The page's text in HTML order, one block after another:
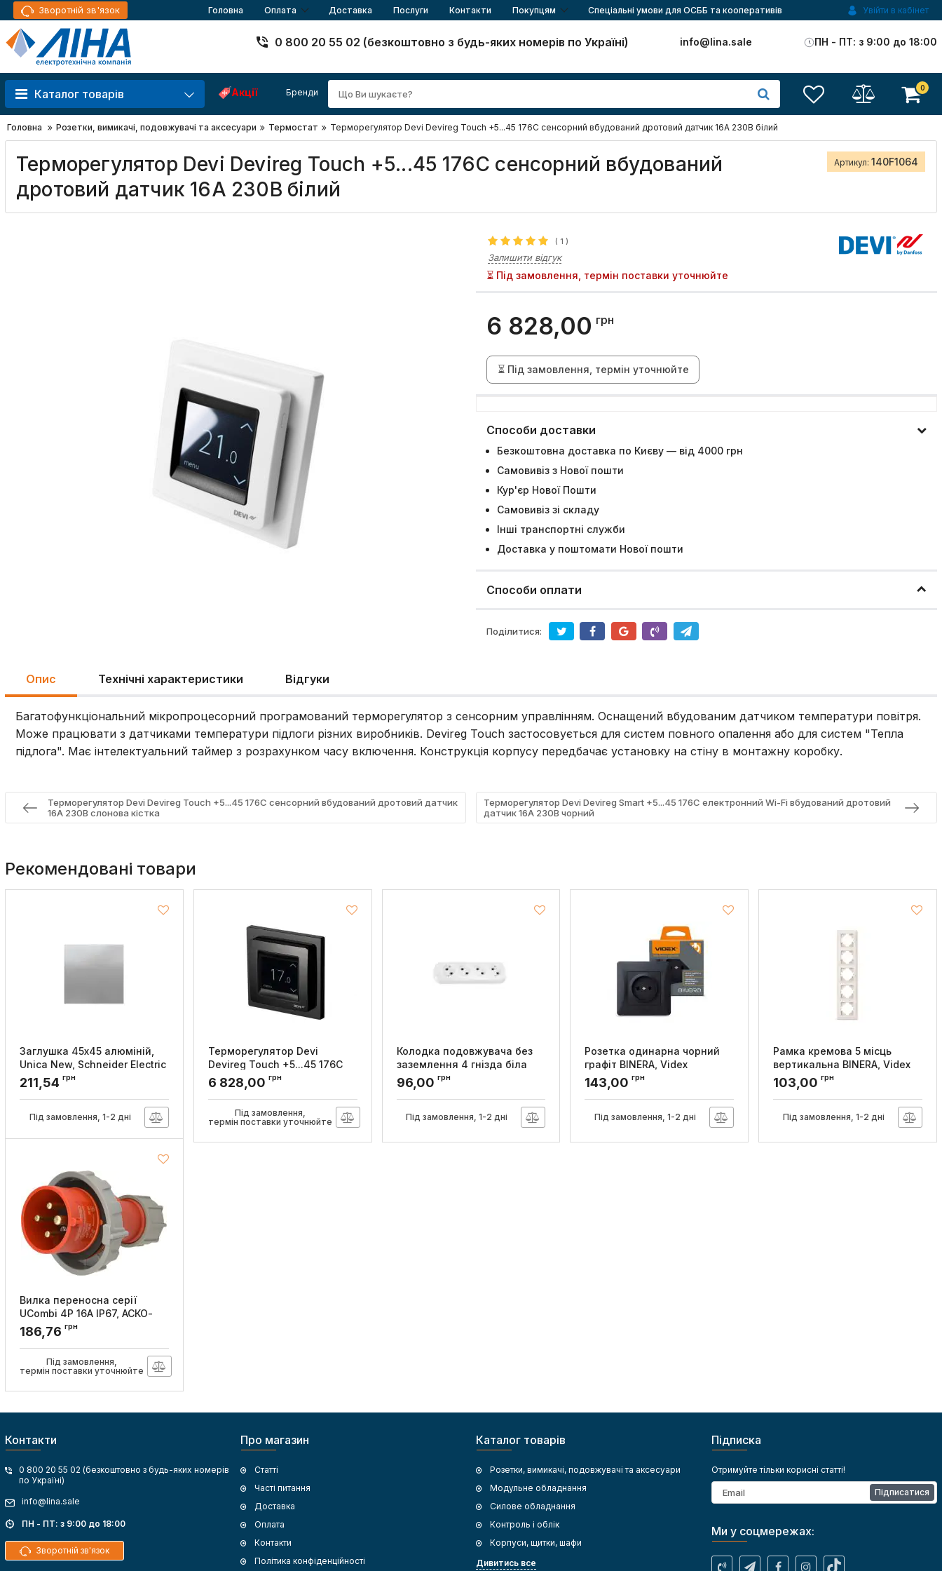
Зворотній зв'язок Головна Оплата Доставка Послуги Контакти Покупцям Спеціальні умови для ОСББ та кооперативів Увійти в кабінет
0 800 20 55 02 (безкоштовно з будь-яких номерів по Україні) info@lina.sale ПН - ПТ: з 9:00 до 18:00
Каталог товарів Акції Бренди 0
Головна Розетки, вимикачі, подовжувачі та аксесуари Термостат Терморегулятор Devi Devireg Touch +5...45 176C сенсорний вбудований дротовий датчик 16A 230В білий
Терморегулятор Devi Devireg Touch +5...45 176C сенсорний вбудований
дротовий датчик 16A 230В білий
Артикул: 140F1064
( 1 )
Залишити відгук
⏳ Під замовлення, термін поставки уточнюйте
6 828,00 грн
⏳ Під замовлення, термін уточнюйте
Способи доставки
Безкоштовна доставка по Києву — від 4000 грн
Самовивіз з Нової пошти
Кур'єр Нової Пошти
Самовивіз зі складу
Інші транспортні служби
Доставка у поштомати Нової пошти
Способи оплати
Поділитися:
Опис Технічні характеристики Відгуки
Багатофункціональний мікропроцесорний програмований терморегулятор з сенсорним управлінням. Оснащений вбудованим датчиком температури повітря.
Може працювати з датчиками температури підлоги різних виробників. Devireg Touch застосовується для систем повного опалення або для систем "Тепла
підлога". Має інтелектуальний таймер з розрахунком часу включення. Конструкція корпусу передбачає установку на стіну в монтажну коробку.
Терморегулятор Devi Devireg Touch +5...45 176C сенсорний вбудований дротовий датчик
16A 230В слонова кістка
Терморегулятор Devi Devireg Smart +5...45 176C електронний Wi-Fi вбудований дротовий
датчик 16A 230В чорний
Рекомендовані товари
Заглушка 45х45 алюміній,
Unica New, Schneider Electric
Артикул:NU986630
211,54 грн
Під замовлення, 1-2 дні
Терморегулятор Devi
Devireg Touch +5...45 176C
сенсорний вбудований
дротовий датчик 16A 230В
Артикул:140F1069
6 828,00 грн
Під замовлення,
термін поставки уточнюйте
Колодка подовжувача без
заземлення 4 гнізда біла
STANDARD, TITANUM
Артикул:
96,00 грн
Під замовлення, 1-2 дні
Розетка одинарна чорний
графіт BINERA, Videx
Артикул:VF-BNSK1-BG
143,00грн
Під замовлення, 1-2 дні
Рамка кремова 5 місць
вертикальна BINERA, Videx
Артикул:VF-BNFR5V-CR
103,00грн
Під замовлення, 1-2 дні
Вилка переносна серії
UCombi 4P 16А IP67, АСКО-
УКРЕМ
Артикул:
186,76 грн
Під замовлення,
термін поставки уточнюйте
Контакти
0 800 20 55 02 (безкоштовно з будь-яких номерів
по Україні)
info@lina.sale
ПН - ПТ: з 9:00 до 18:00
Зворотній зв'язок
Про магазин
Статті
Часті питання
Доставка
Оплата
Контакти
Політика конфіденційності
Каталог товарів
Розетки, вимикачі, подовжувачі та аксесуари
Модульне обладнання
Силове обладнання
Контроль і облік
Корпуси, щитки, шафи
Дивитись все
Підписка
Отримуйте тільки корисні статті!
Підписатися
Ми у соцмережах: